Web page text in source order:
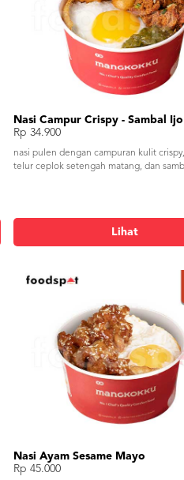
Nasi Campur Crispy - Sambal Ijo
Rp 34.900
nasi pulen dengan campuran kulit
telur ceplok setengah matang, dan
Lihat
Nasi Ayam Sesame Mayo
Rp 45.000